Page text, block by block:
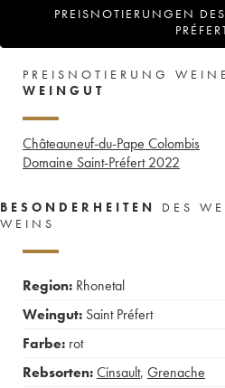
PREISNOTIERUNGEN
PREISNOTIERUNG
WEINGUT
Châteauneuf-du-Pape Colombis
Domaine Saint-Préfert 2022
BESONDERHEITEN
DES
WEINS
Region: Rhonetal
Weingut: Saint Préfert
Farbe: rot
Rebsorten:Cinsault, Grenache